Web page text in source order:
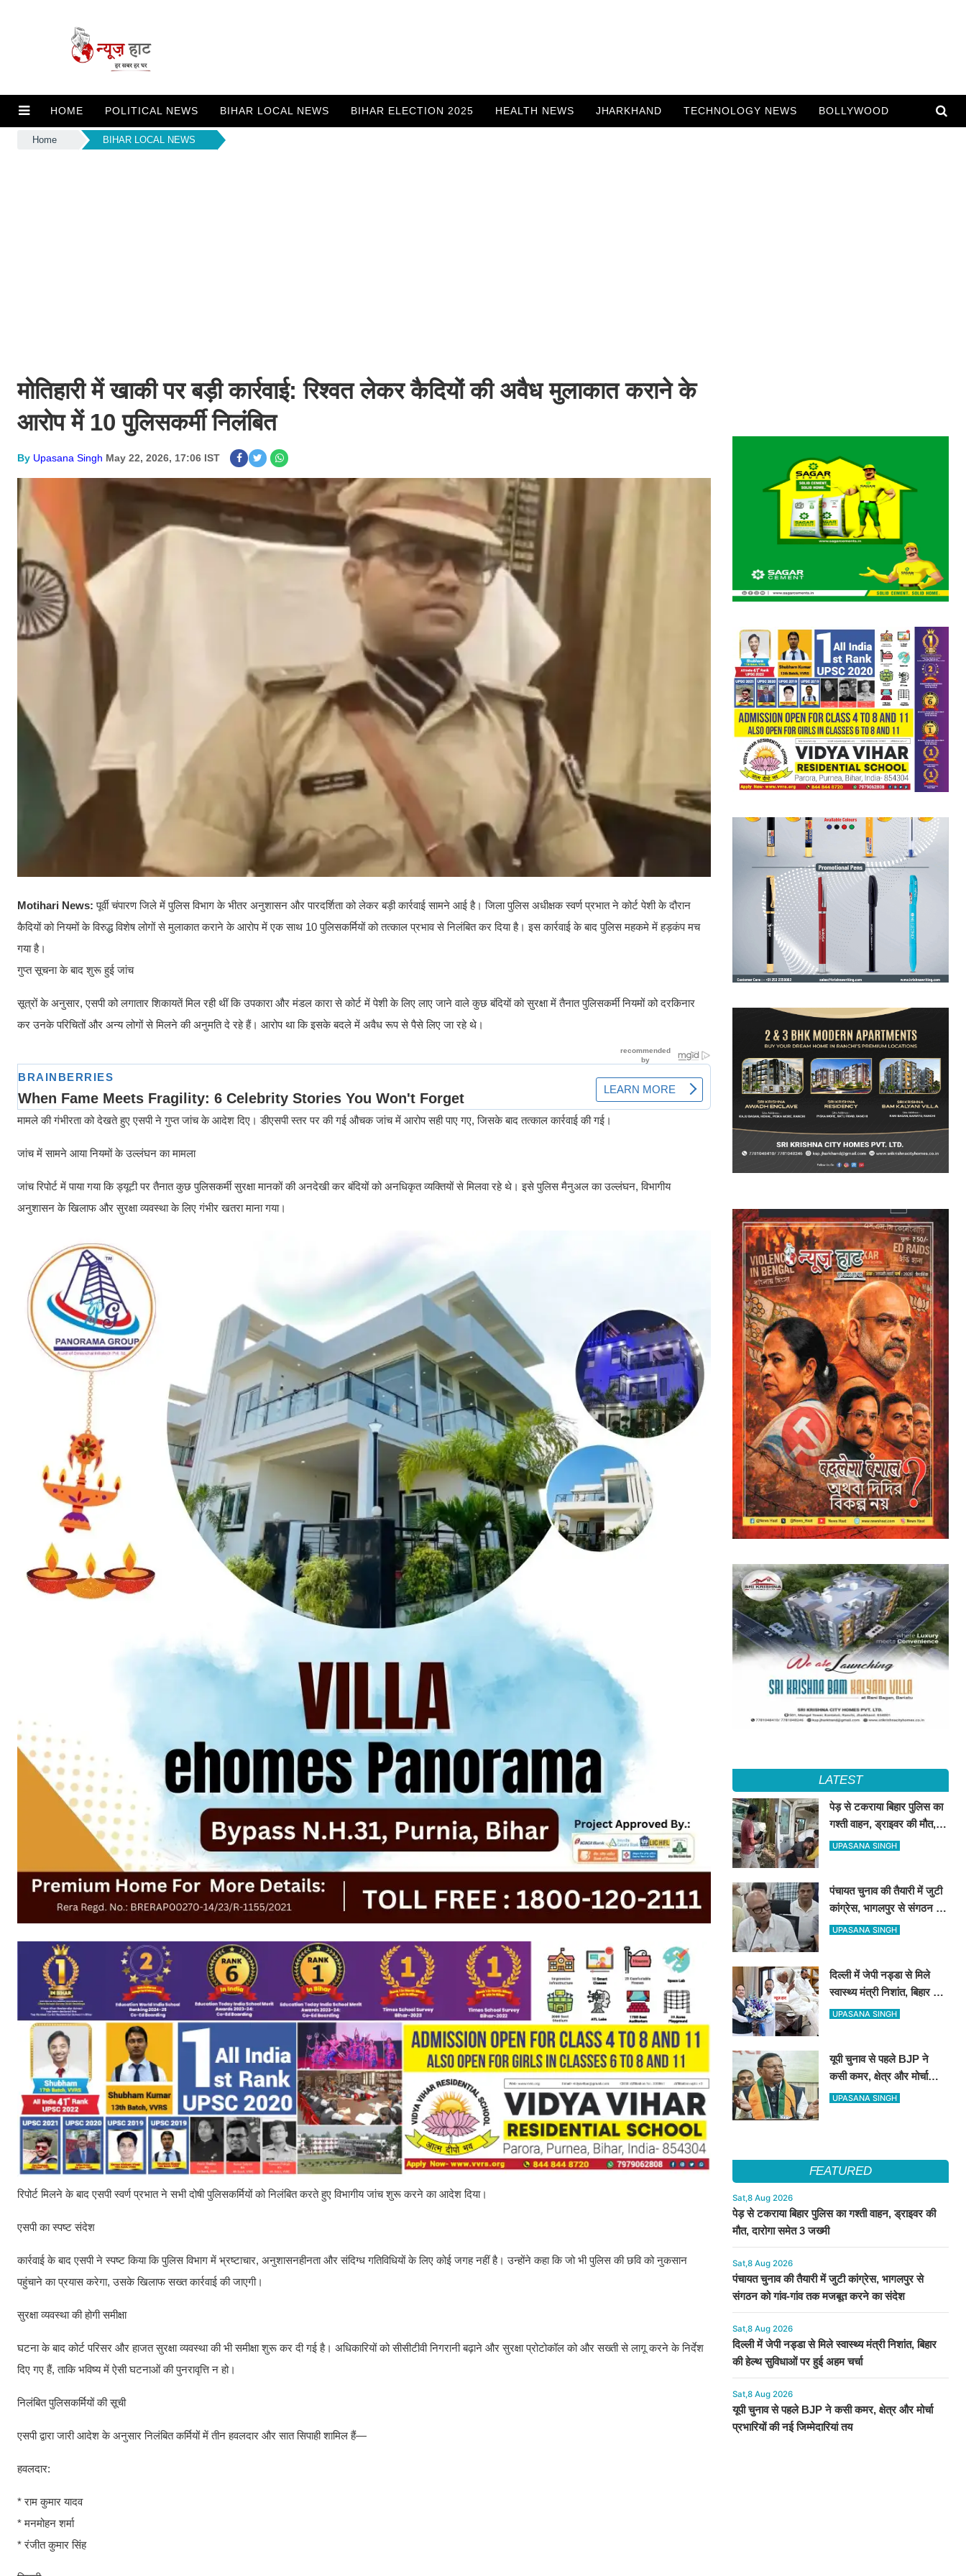
HOME POLITICAL NEWS BIHAR LOCAL NEWS BIHAR ELECTION 2025 HEALTH NEWS JHARKHAND TECHNOLOGY NEWS BOLLYWOOD
Home BIHAR LOCAL NEWS
मोतिहारी में खाकी पर बड़ी कार्रवाई: रिश्वत लेकर कैदियों की अवैध मुलाकात कराने के
आरोप में 10 पुलिसकर्मी निलंबित
By Upasana Singh May 22, 2026, 17:06 IST
Motihari News:पूर्वी चंपारण जिले में पुलिस विभाग के भीतर अनुशासन और पारदर्शिता को लेकर बड़ी कार्रवाई सामने आई है। जिला पुलिस अधीक्षक स्वर्ण प्रभात ने कोर्ट पेशी के दौरान
कैदियों को नियमों के विरुद्ध विशेष लोगों से मुलाकात कराने के आरोप में एक साथ 10 पुलिसकर्मियों को तत्काल प्रभाव से निलंबित कर दिया है। इस कार्रवाई के बाद पुलिस महकमे में हड़कंप मच
गया है।
गुप्त सूचना के बाद शुरू हुई जांच
सूत्रों के अनुसार, एसपी को लगातार शिकायतें मिल रही थीं कि उपकारा और मंडल कारा से कोर्ट में पेशी के लिए लाए जाने वाले कुछ बंदियों को सुरक्षा में तैनात पुलिसकर्मी नियमों को दरकिनार
कर उनके परिचितों और अन्य लोगों से मिलने की अनुमति दे रहे हैं। आरोप था कि इसके बदले में अवैध रूप से पैसे लिए जा रहे थे।
मामले की गंभीरता को देखते हुए एसपी ने गुप्त जांच के आदेश दिए। डीएसपी स्तर पर की गई औचक जांच में आरोप सही पाए गए, जिसके बाद तत्काल कार्रवाई की गई।
जांच में सामने आया नियमों के उल्लंघन का मामला
जांच रिपोर्ट में पाया गया कि ड्यूटी पर तैनात कुछ पुलिसकर्मी सुरक्षा मानकों की अनदेखी कर बंदियों को अनधिकृत व्यक्तियों से मिलवा रहे थे। इसे पुलिस मैनुअल का उल्लंघन, विभागीय
अनुशासन के खिलाफ और सुरक्षा व्यवस्था के लिए गंभीर खतरा माना गया।
रिपोर्ट मिलने के बाद एसपी स्वर्ण प्रभात ने सभी दोषी पुलिसकर्मियों को निलंबित करते हुए विभागीय जांच शुरू करने का आदेश दिया।
एसपी का स्पष्ट संदेश
कार्रवाई के बाद एसपी ने स्पष्ट किया कि पुलिस विभाग में भ्रष्टाचार, अनुशासनहीनता और संदिग्ध गतिविधियों के लिए कोई जगह नहीं है। उन्होंने कहा कि जो भी पुलिस की छवि को नुकसान
पहुंचाने का प्रयास करेगा, उसके खिलाफ सख्त कार्रवाई की जाएगी।
सुरक्षा व्यवस्था की होगी समीक्षा
घटना के बाद कोर्ट परिसर और हाजत सुरक्षा व्यवस्था की भी समीक्षा शुरू कर दी गई है। अधिकारियों को सीसीटीवी निगरानी बढ़ाने और सुरक्षा प्रोटोकॉल को और सख्ती से लागू करने के निर्देश
दिए गए हैं, ताकि भविष्य में ऐसी घटनाओं की पुनरावृत्ति न हो।
निलंबित पुलिसकर्मियों की सूची
एसपी द्वारा जारी आदेश के अनुसार निलंबित कर्मियों में तीन हवलदार और सात सिपाही शामिल हैं—
हवलदार:
* राम कुमार यादव
* मनमोहन शर्मा
* रंजीत कुमार सिंह
LATEST
पेड़ से टकराया बिहार पुलिस का
गश्ती वाहन, ड्राइवर की मौत,
दारोगा समेत 3 जख्मी
UPASANA SINGH
पंचायत चुनाव की तैयारी में जुटी
कांग्रेस, भागलपुर से संगठन को
गांव-गांव तक मजबूत करने का
UPASANA SINGH
दिल्ली में जेपी नड्डा से मिले
स्वास्थ्य मंत्री निशांत, बिहार की
हेल्थ सुविधाओं पर हुई अहम चर्चा
UPASANA SINGH
यूपी चुनाव से पहले BJP ने
कसी कमर, क्षेत्र और मोर्चा
प्रभारियों की नई जिम्मेदारियां
UPASANA SINGH
FEATURED
Sat,8 Aug 2026
पेड़ से टकराया बिहार पुलिस का गश्ती वाहन, ड्राइवर की
मौत, दारोगा समेत 3 जख्मी
Sat,8 Aug 2026
पंचायत चुनाव की तैयारी में जुटी कांग्रेस, भागलपुर से
संगठन को गांव-गांव तक मजबूत करने का संदेश
Sat,8 Aug 2026
दिल्ली में जेपी नड्डा से मिले स्वास्थ्य मंत्री निशांत, बिहार
की हेल्थ सुविधाओं पर हुई अहम चर्चा
Sat,8 Aug 2026
यूपी चुनाव से पहले BJP ने कसी कमर, क्षेत्र और मोर्चा
प्रभारियों की नई जिम्मेदारियां तय